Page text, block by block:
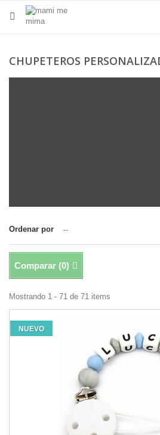
CHUPETEROS
Ordenar por --
Comparar (0)
Mostrando 1 - 71 de 71 items
NUEVO